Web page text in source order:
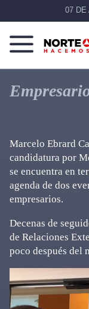
07 DE
Norte
Más
que
noticias,
Marcelo Ebrard
candidatura por
se encuentra en
agenda de dos
empresarios.
Decenas de
de Relaciones
poco después del